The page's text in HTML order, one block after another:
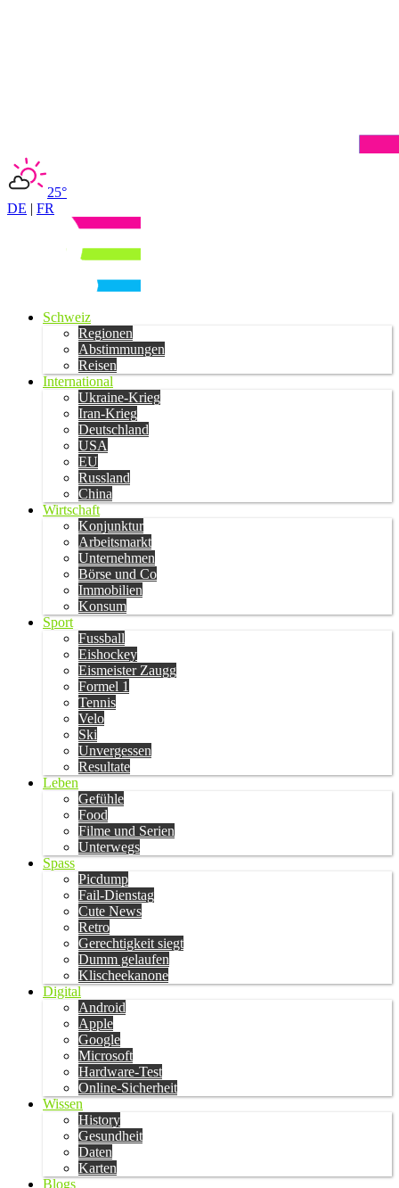
25°
DE | FR
Schweiz
Regionen
Abstimmungen
Reisen
International
Ukraine-Krieg
Iran-Krieg
Deutschland
USA
EU
Russland
China
Wirtschaft
Konjunktur
Arbeitsmarkt
Unternehmen
Börse und Co
Immobilien
Konsum
Sport
Fussball
Eishockey
Eismeister Zaugg
Formel 1
Tennis
Velo
Ski
Unvergessen
Resultate
Leben
Gefühle
Food
Filme und Serien
Unterwegs
Spass
Picdump
Fail-Dienstag
Cute News
Retro
Gerechtigkeit siegt
Dumm gelaufen
Klischeekanone
Digital
Android
Apple
Google
Microsoft
Hardware-Test
Online-Sicherheit
Wissen
History
Gesundheit
Daten
Karten
Blogs